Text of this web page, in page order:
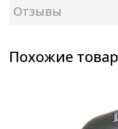
Отзывы
Похожие